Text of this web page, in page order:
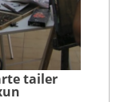
tailer